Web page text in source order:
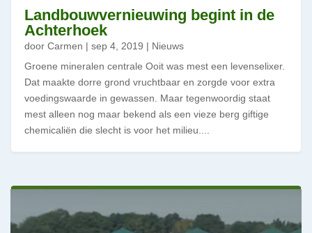
Landbouwvernieuwing begint in de
Achterhoek
door Carmen | sep 4, 2019 | Nieuws
Groene mineralen centrale Ooit was mest een levenselixer.
Dat maakte dorre grond vruchtbaar en zorgde voor extra
voedingswaarde in gewassen. Maar tegenwoordig staat
mest alleen nog maar bekend als een vieze berg giftige
chemicaliën die slecht is voor het milieu....